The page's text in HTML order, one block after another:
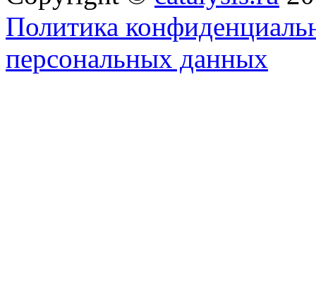
Политика
персональных данных